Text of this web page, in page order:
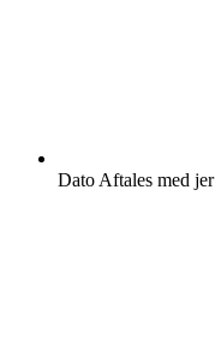
Dato Aftales med jer